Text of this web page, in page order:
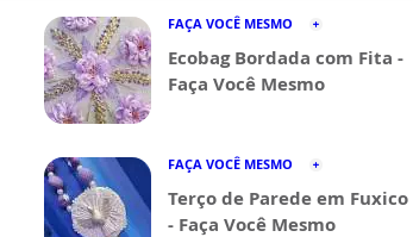
FAÇA VOCÊ MESMO
Ecobag Bordada com Fita -
Faça Você Mesmo
FAÇA VOCÊ MESMO
Terço de Parede em Fuxico
- Faça Você Mesmo